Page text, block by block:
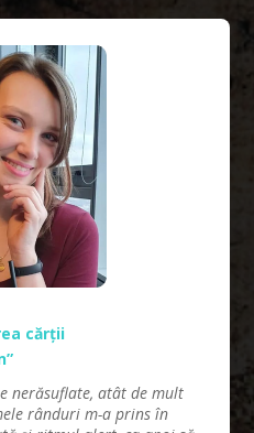
cărții
nerăsuflate, atât de mult
rânduri m-a prins în